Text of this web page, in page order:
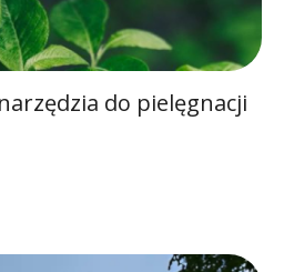
do pielęgnacji